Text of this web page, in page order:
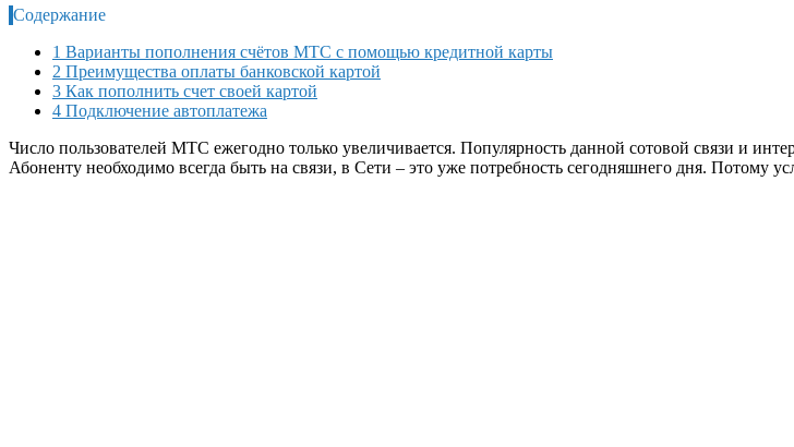
Содержание
1 Варианты пополнения счётов МТС с помощью кредитной карты
2 Преимущества оплаты банковской картой
3 Как пополнить счет своей картой
4 Подключение автоплатежа
Число пользователей МТС ежегодно только увеличивается. Популярность данной сотовой связи и
Абоненту необходимо всегда быть на связи, в Сети – это уже потребность сегодняшнего дня. Потому